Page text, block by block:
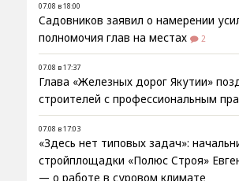
07.08 в 18:00
Садовников заявил о намерении
полномочия глав на местах
2
07.08 в 17:37
Глава «Железных дорог Якутии»
строителей с профессиональным
07.08 в 17:03
«Здесь нет типовых задач»:
стройплощадки «Полюс Строя»